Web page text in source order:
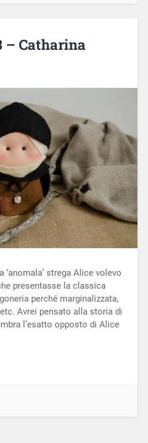
– Catharina
‘anomala’ strega Alice volevo
presentasse la classica
perché marginalizzata,
Avrei pensato alla storia di
l’esatto opposto di Alice